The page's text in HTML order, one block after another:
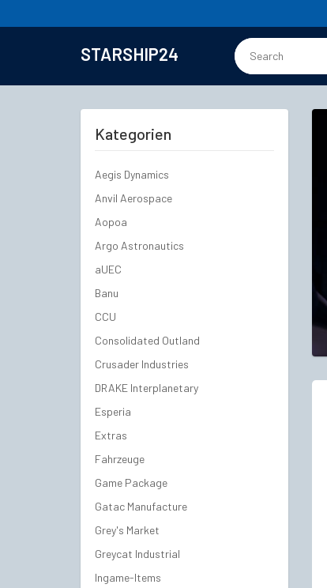
STARSHIP24
Kategorien
Aegis Dynamics
Anvil Aerospace
Aopoa
Argo Astronautics
aUEC
Banu
CCU
Consolidated Outland
Crusader Industries
DRAKE Interplanetary
Esperia
Extras
Fahrzeuge
Game Package
Gatac Manufacture
Grey's Market
Greycat Industrial
Ingame-Items